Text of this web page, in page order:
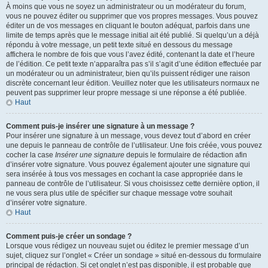
À moins que vous ne soyez un administrateur ou un modérateur du forum,
vous ne pouvez éditer ou supprimer que vos propres messages. Vous pouvez
éditer un de vos messages en cliquant le bouton adéquat, parfois dans une
limite de temps après que le message initial ait été publié. Si quelqu’un a déjà
répondu à votre message, un petit texte situé en dessous du message
affichera le nombre de fois que vous l’avez édité, contenant la date et l’heure
de l’édition. Ce petit texte n’apparaîtra pas s’il s’agit d’une édition effectuée par
un modérateur ou un administrateur, bien qu’ils puissent rédiger une raison
discrète concernant leur édition. Veuillez noter que les utilisateurs normaux ne
peuvent pas supprimer leur propre message si une réponse a été publiée.
Haut
Comment puis-je insérer une signature à un message ?
Pour insérer une signature à un message, vous devez tout d’abord en créer
une depuis le panneau de contrôle de l’utilisateur. Une fois créée, vous pouvez
cocher la case Insérer une signature depuis le formulaire de rédaction afin
d’insérer votre signature. Vous pouvez également ajouter une signature qui
sera insérée à tous vos messages en cochant la case appropriée dans le
panneau de contrôle de l’utilisateur. Si vous choisissez cette dernière option, il
ne vous sera plus utile de spécifier sur chaque message votre souhait
d’insérer votre signature.
Haut
Comment puis-je créer un sondage ?
Lorsque vous rédigez un nouveau sujet ou éditez le premier message d’un
sujet, cliquez sur l’onglet « Créer un sondage » situé en-dessous du formulaire
principal de rédaction. Si cet onglet n’est pas disponible, il est probable que